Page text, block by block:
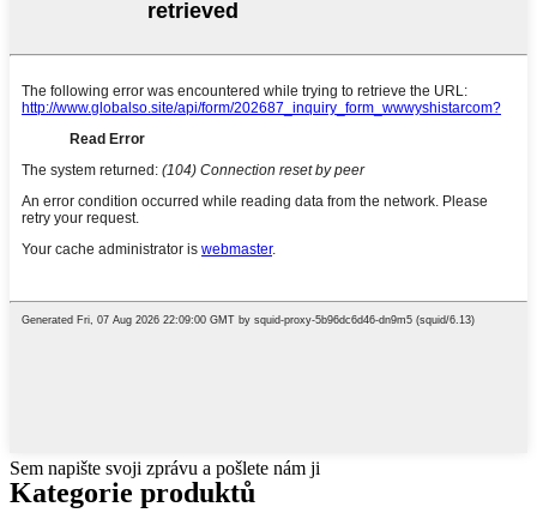
Sem napište svoji zprávu a pošlete nám ji
Kategorie produktů